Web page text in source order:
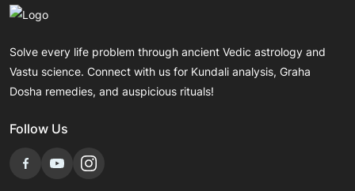
Solve every life problem through ancient Vedic astrology and
Vastu science. Connect with us for Kundali analysis, Graha
Dosha remedies, and auspicious rituals!
Follow Us